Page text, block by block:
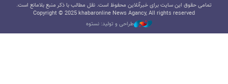
تمامی حقوق این سایت برای خبرآنلاین محفوظ است. نقل مطالب با ذکر منبع بلامانع است.
Copyright © 2025 khabaronline News Agancy, All rights reserved
طراحی و تولید: نستوه